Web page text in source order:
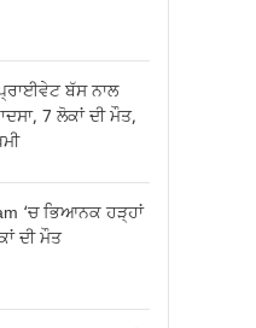
ਬੱਸ ਨਾਲ
7 ਲੋਕਾਂ ਦੀ ਮੌਤ,
‘ਚ ਭਿਆਨਕ ਹੜ੍ਹਾਂ
ਦੀ ਮੌਤ